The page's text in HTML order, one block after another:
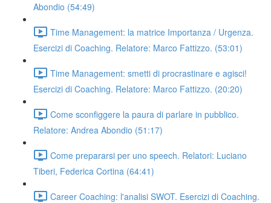
Abondio (54:49)
Time Management: la matrice Importanza / Urgenza.
Esercizi di Coaching. Relatore: Marco Fattizzo. (53:01)
Time Management: smetti di procrastinare e agisci!
Esercizi di Coaching. Relatore: Marco Fattizzo. (20:20)
Come sconfiggere la paura di parlare in pubblico.
Relatore: Andrea Abondio (51:17)
Come prepararsi per uno speech. Relatori: Luciano
Tiberi, Federica Cortina (64:41)
Career Coaching: l'analisi SWOT. Esercizi di Coaching.